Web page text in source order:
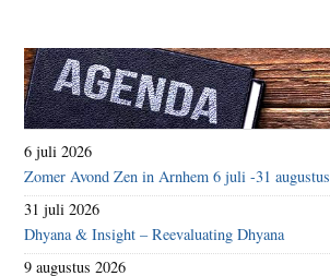
6 juli 2026
Zomer Avond Zen in Arnhem 6 juli -31 augustus
31 juli 2026
Dhyana & Insight – Reevaluating Dhyana
9 augustus 2026